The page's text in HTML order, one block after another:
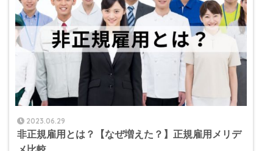
2023.06.29
非正規雇用とは？【なぜ増えた？】正規雇用メリデ